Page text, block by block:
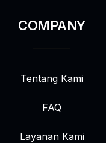
COMPANY
Tentang Kami
FAQ
Layanan Kami